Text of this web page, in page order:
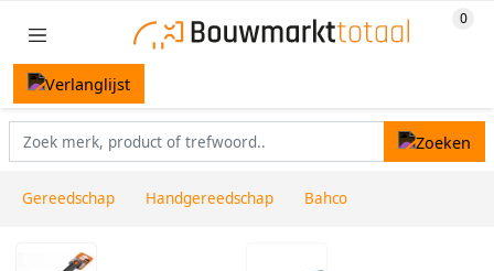
Gereedschap Handgereedschap Bahco